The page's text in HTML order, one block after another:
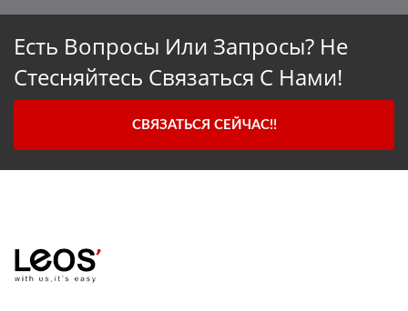
Есть Вопросы Или Запросы? Не
Стесняйтесь Связаться С Нами!
СВЯЗАТЬСЯ СЕЙЧАС!!